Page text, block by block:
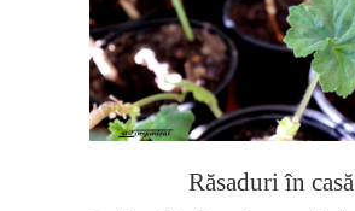
Răsaduri în casă